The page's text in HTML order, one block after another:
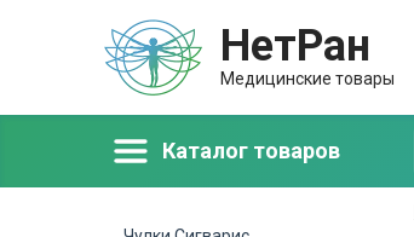
НетРан
Медицинские товары
Каталог товаров